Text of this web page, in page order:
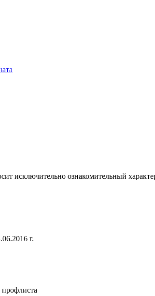
исключительно ознакомительный
г.
профлиста